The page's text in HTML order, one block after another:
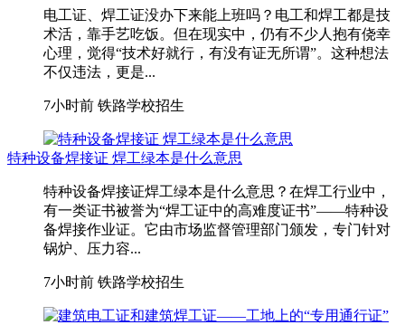
电工证、焊工证没办下来能上班吗？电工和焊工都是技
术活，靠手艺吃饭。但在现实中，仍有不少人抱有侥幸
心理，觉得“技术好就行，有没有证无所谓”。这种想法
不仅违法，更是...
7小时前 铁路学校招生
特种设备焊接证 焊工绿本是什么意思
特种设备焊接证焊工绿本是什么意思？在焊工行业中，
有一类证书被誉为“焊工证中的高难度证书”——特种设
备焊接作业证。它由市场监督管理部门颁发，专门针对
锅炉、压力容...
7小时前 铁路学校招生